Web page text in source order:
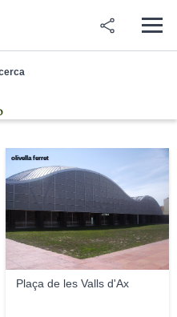
Plaça de les Valls d'Ax
olivella ferret